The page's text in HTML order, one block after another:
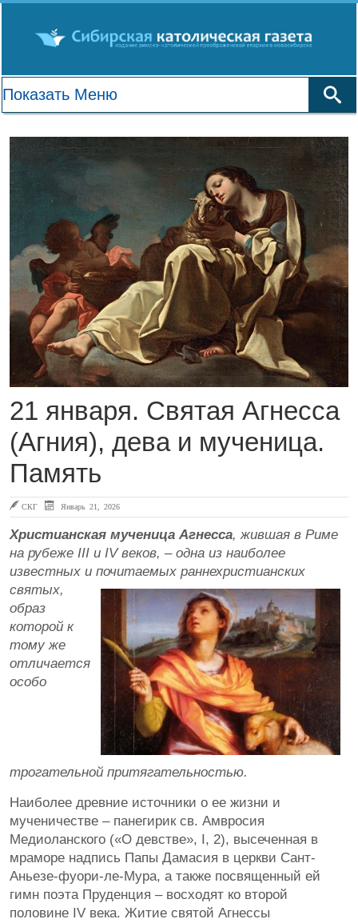
21 января. Святая Агнесса
(Агния), дева и мученица.
Память
СКГ Январь 21, 2026
Христианская мученица Агнесса, жившая в Риме
на рубеже III и IV веков, – одна из наиболее
известных и почитаемых раннехристианских
святых,
образ
которой к
тому же
отличается
особо
трогательной притягательностью.
Наиболее древние источники о ее жизни и
мученичестве – панегирик св. Амвросия
Медиоланского («О девстве», I, 2), высеченная в
мраморе надпись Папы Дамасия в церкви Сант-
Аньезе-фуори-ле-Мура, а также посвященный ей
гимн поэта Пруденция – восходят ко второй
половине IV века. Житие святой Агнессы